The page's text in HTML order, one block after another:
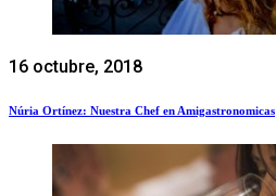
16 octubre, 2018
Núria Ortínez: Nuestra Chef en Amigastronomicas